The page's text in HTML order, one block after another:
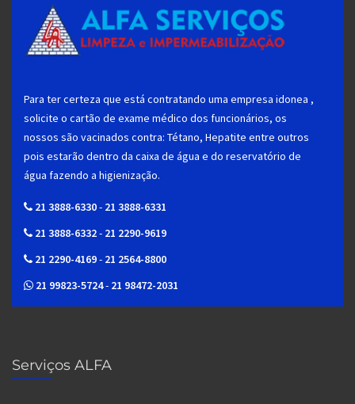
Para ter certeza que está contratando uma empresa idonea ,
solicite o cartão de exame médico dos funcionários, os
nossos são vacinados contra: Tétano, Hepatite entre outros
pois estarão dentro da caixa de água e do reservatório de
água fazendo a higienização.
21 3888-6330- 21 3888-6331
21 3888-6332- 21 2290-9619
21 2290-4169- 21 2564-8800
21 99823-5724- 21 98472-2031
Serviços ALFA